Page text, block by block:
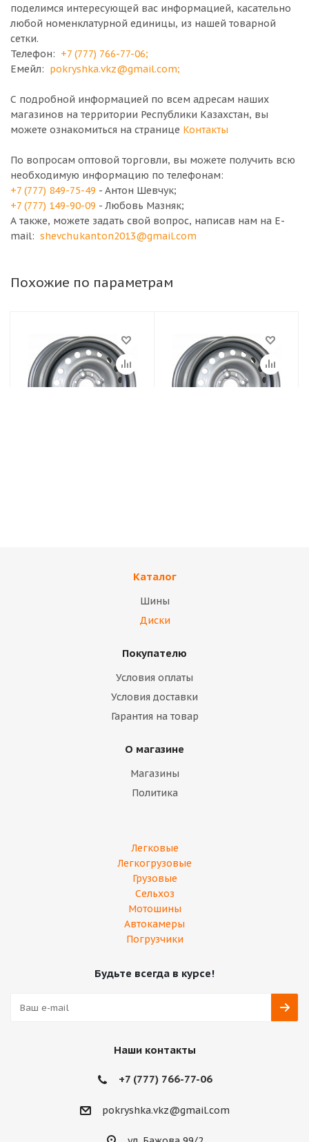
поделимся интересующей вас информацией, касательно
любой номенклатурной единицы, из нашей товарной
сетки.
Телефон: +7 (777) 766-77-06;
Емейл: pokryshka.vkz@gmail.com;
С подробной информацией по всем адресам наших
магазинов на территории Республики Казахстан, вы
можете ознакомиться на странице Контакты
По вопросам оптовой торговли, вы можете получить всю
необходимую информацию по телефонам:
+7 (777) 849-75-49 - Антон Шевчук;
+7 (777) 149-90-09 - Любовь Мазняк;
А также, можете задать свой вопрос, написав нам на E-
mail: shevchukanton2013@gmail.com
Похожие по параметрам
Каталог
Шины
Диски
Покупателю
Условия оплаты
Условия доставки
Гарантия на товар
О магазине
Магазины
Политика
Легковые
Легкогрузовые
Грузовые
Сельхоз
Мотошины
Автокамеры
Погрузчики
Будьте всегда в курсе!
Наши контакты
+7 (777) 766-77-06
pokryshka.vkz@gmail.com